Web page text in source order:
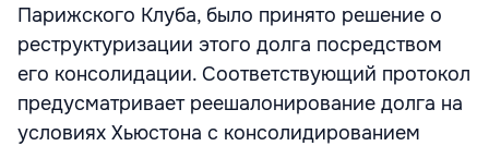
Парижского Клуба, было принято решение о
реструктуризации этого долга посредством
его консолидации. Соответствующий протокол
предусматривает реешалонирование долга на
условиях Хьюстона с консолидированием